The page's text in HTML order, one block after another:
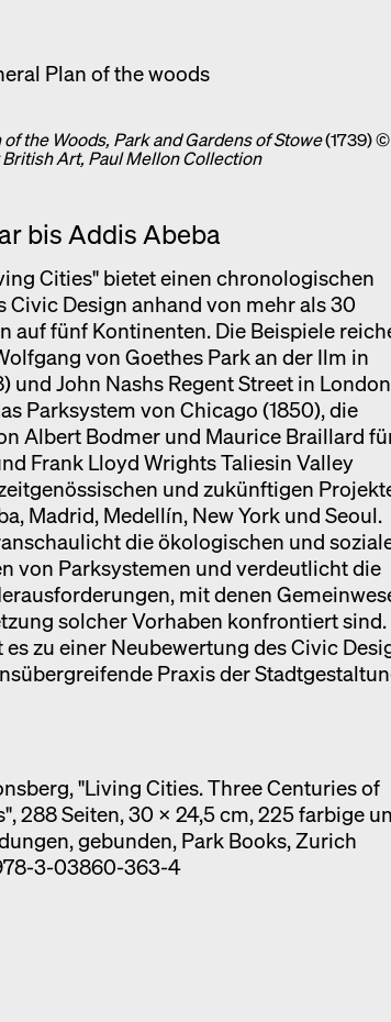
of the Woods, Park and Gardens of Stowe(1739)
Art, Paul Mellon Collection
bis Addis Abeba
Cities" bietet einen chronologischen
Civic Design anhand von mehr als 30
auf fünf Kontinenten. Die Beispiele
von Goethes Park an der Ilm in
und John Nashs Regent Street in London
Parksystem von Chicago (1850), die
Albert Bodmer und Maurice Braillard
Frank Lloyd Wrights Taliesin Valley
und zukünftigen
Madrid, Medellín, New York und Seoul.
die ökologischen und
von Parksystemen und verdeutlicht die
mit denen
solcher Vorhaben konfrontiert sind.
zu einer Neubewertung des Civic
Praxis der
"Living Cities. Three Centuries of
288 Seiten, 30 x 24,5 cm, 225 farbige
gebunden, Park Books, Zurich
3-03860-363-4